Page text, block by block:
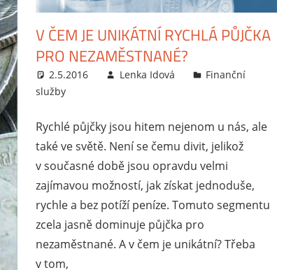
V ČEM JE UNIKÁTNÍ RYCHLÁ PŮJČKA
PRO NEZAMĚSTNANÉ?
2.5.2016 Lenka Idová
Finanční
služby
Rychlé půjčky jsou hitem nejenom u nás, ale
také ve světě. Není se čemu divit, jelikož
v současné době jsou opravdu velmi
zajímavou možností, jak získat jednoduše,
rychle a bez potíží peníze. Tomuto segmentu
zcela jasně dominuje půjčka pro
nezaměstnané. A v čem je unikátní? Třeba
v tom,